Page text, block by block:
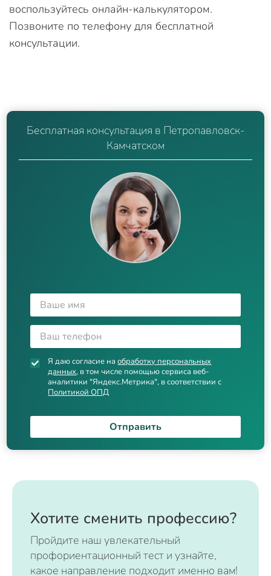
воспользуйтесь онлайн-калькулятором.
Позвоните по телефону для бесплатной
консультации.
Бесплатная консультация в Петропавловск-
Камчатском
Я даю согласие наобработку персональных
данных, в том числе помощью сервиса веб-
аналитики "Яндекс.Метрика", в соответствии с
Политикой ОПД
Отправить
Хотите сменить профессию?
Пройдите наш увлекательный
профориентационный тест и узнайте,
какое направление подходит именно вам!